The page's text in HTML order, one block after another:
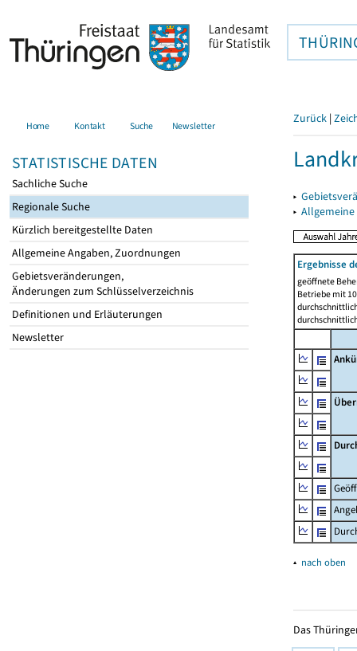
Home Kontakt Suche Newsletter
STATISTISCHE DATEN
Sachliche Suche
Regionale Suche
Kürzlich bereitgestellte Daten
Allgemeine Angaben, Zuordnungen
Gebietsveränderungen,
Änderungen zum Schlüsselverzeichnis
Definitionen und Erläuterungen
Newsletter
Zurück |
▸
▸
Ergebnisse
geöffnete
Betriebe mit
▴ nach oben
Das